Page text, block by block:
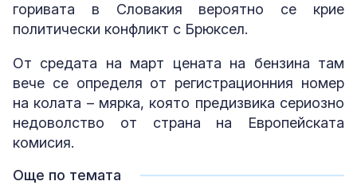
горивата в Словакия вероятно се крие
политически конфликт с Брюксел.
От средата на март цената на бензина там
вече се определя от регистрационния номер
на колата – мярка, която предизвика сериозно
недоволство от страна на Европейската
комисия.
Още по темата